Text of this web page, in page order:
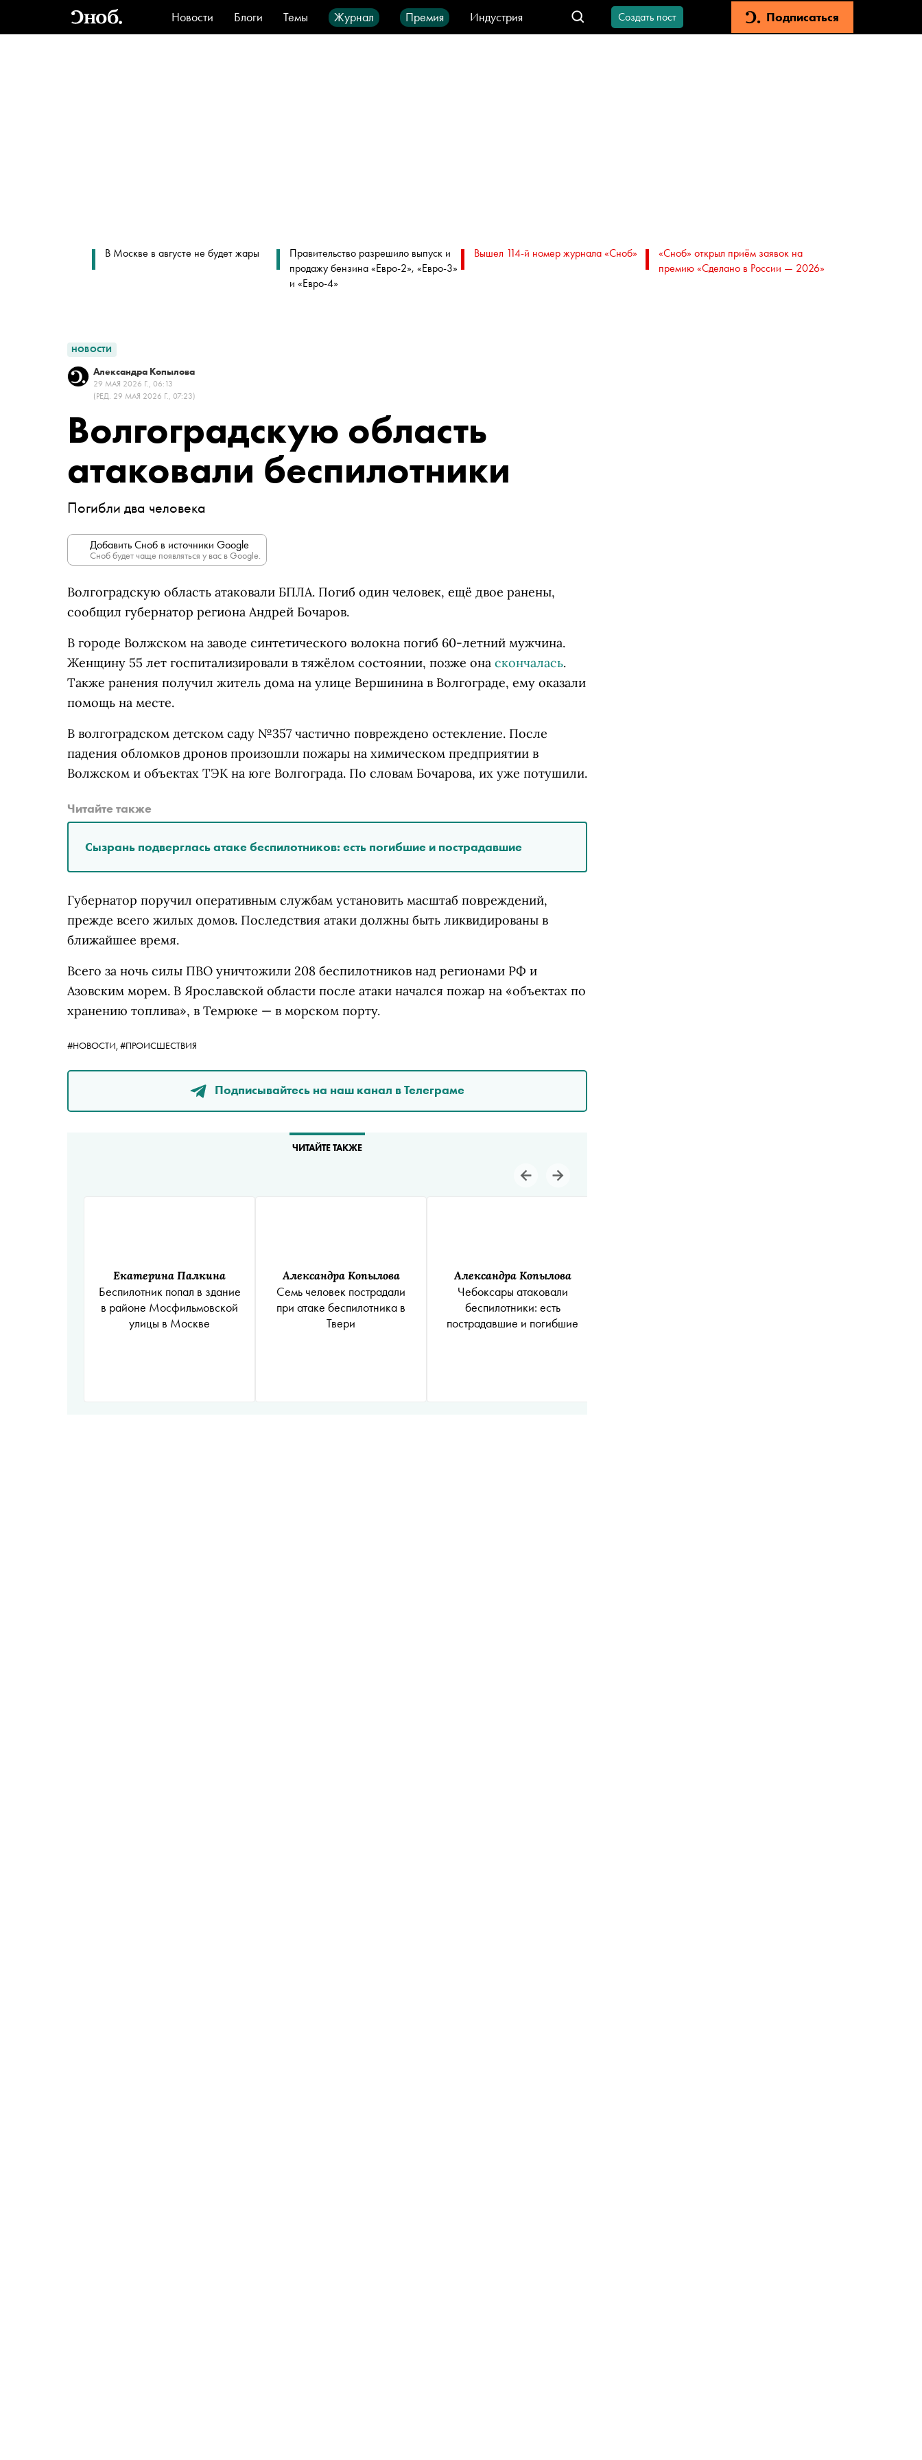
Новости Блоги Темы Журнал Премия
Индустрия
Стиль
Видео Город IT-продукты
Создать пост Подписаться
В Москве в августе не будет жары
Правительство разрешило выпуск и
продажу бензина «Евро-2», «Евро-3»
и «Евро-4»
Вышел 114-й номер журнала «Сноб»
«Сноб» открыл приём заявок на
премию «Сделано в России — 2026»
НОВОСТИ
Александра Копылова
29 МАЯ 2026 Г., 06:13
(РЕД. 29 МАЯ 2026 Г., 07:23)
Волгоградскую область
атаковали беспилотники
Погибли два человека
Добавить Сноб в источники Google
Сноб будет чаще появляться у вас в Google.
Волгоградскую область атаковали БПЛА. Погиб один человек, ещё двое ранены,
сообщил губернатор региона Андрей Бочаров.
В городе Волжском на заводе синтетического волокна погиб 60-летний мужчина.
Женщину 55 лет госпитализировали в тяжёлом состоянии, позже она скончалась.
Также ранения получил житель дома на улице Вершинина в Волгограде, ему оказали
помощь на месте.
В волгоградском детском саду №357 частично повреждено остекление. После
падения обломков дронов произошли пожары на химическом предприятии в
Волжском и объектах ТЭК на юге Волгограда. По словам Бочарова, их уже потушили.
Читайте также
Сызрань подверглась атаке беспилотников: есть погибшие и пострадавшие
Губернатор поручил оперативным службам установить масштаб повреждений,
прежде всего жилых домов. Последствия атаки должны быть ликвидированы в
ближайшее время.
Всего за ночь силы ПВО уничтожили 208 беспилотников над регионами РФ и
Азовским морем. В Ярославской области после атаки начался пожар на «объектах по
хранению топлива», в Темрюке — в морском порту.
#НОВОСТИ, #ПРОИСШЕСТВИЯ
Подписывайтесь на наш канал в Телеграме
ЧИТАЙТЕ ТАКЖЕ
Екатерина Палкина
Беспилотник попал в здание
в районе Мосфильмовской
улицы в Москве
Александра Копылова
Семь человек пострадали
при атаке беспилотника в
Твери
Александра Копылова
Чебоксары атаковали
беспилотники: есть
пострадавшие и погибшие